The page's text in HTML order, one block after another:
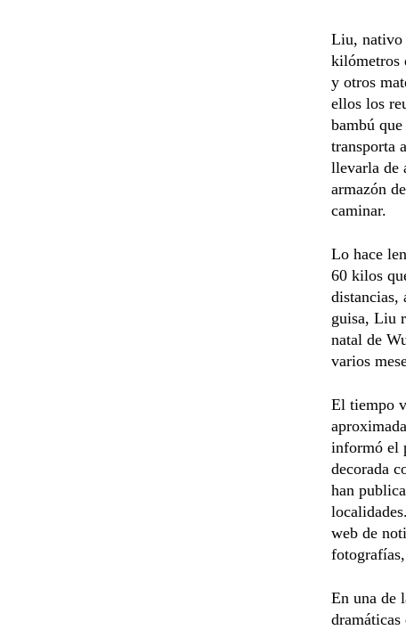
Liu, nativo
kilómetros
y otros
ellos los
bambú
transporta
llevarla de
armazón
caminar.
Lo hace
60 kilos
distancias,
guisa, Liu
natal de
varios
El tiempo
informó el
decorada
han
web de
En una de